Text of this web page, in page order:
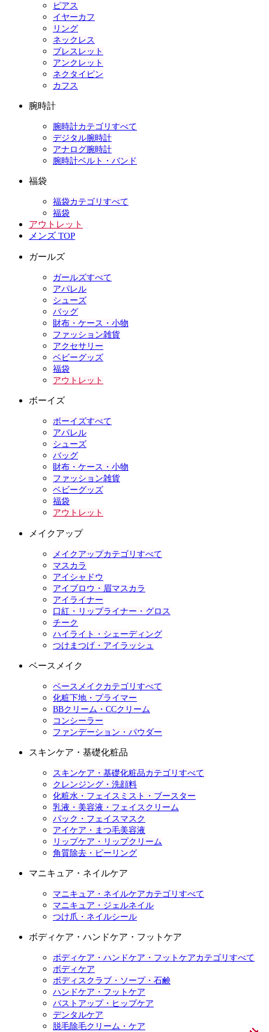
ピアス
イヤーカフ
リング
ネックレス
ブレスレット
アンクレット
ネクタイピン
カフス
腕時計
腕時計カテゴリすべて
デジタル腕時計
アナログ腕時計
腕時計ベルト・バンド
福袋
福袋カテゴリすべて
福袋
アウトレット
メンズ TOP
ガールズ
ガールズすべて
アパレル
シューズ
バッグ
財布・ケース・小物
ファッション雑貨
アクセサリー
ベビーグッズ
福袋
アウトレット
ボーイズ
ボーイズすべて
アパレル
シューズ
バッグ
財布・ケース・小物
ファッション雑貨
ベビーグッズ
福袋
アウトレット
メイクアップ
メイクアップカテゴリすべて
マスカラ
アイシャドウ
アイブロウ・眉マスカラ
アイライナー
口紅・リップライナー・グロス
チーク
ハイライト・シェーディング
つけまつげ・アイラッシュ
ベースメイク
ベースメイクカテゴリすべて
化粧下地・プライマー
BBクリーム・CCクリーム
コンシーラー
ファンデーション・パウダー
スキンケア・基礎化粧品
スキンケア・基礎化粧品カテゴリすべて
クレンジング・洗顔料
化粧水・フェイスミスト・ブースター
乳液・美容液・フェイスクリーム
パック・フェイスマスク
アイケア・まつ毛美容液
リップケア・リップクリーム
角質除去・ピーリング
マニキュア・ネイルケア
マニキュア・ネイルケアカテゴリすべて
マニキュア・ジェルネイル
つけ爪・ネイルシール
ボディケア・ハンドケア・フットケア
ボディケア・ハンドケア・フットケアカテゴリすべて
ボディケア
ボディスクラブ・ソープ・石鹸
ハンドケア・フットケア
バストアップ・ヒップケア
デンタルケア
脱毛除毛クリーム・ケア